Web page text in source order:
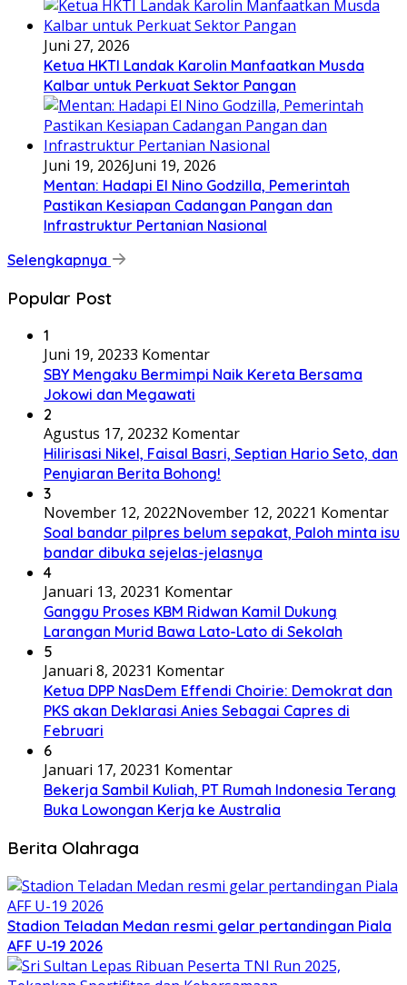
Juni 27, 2026
Ketua HKTI Landak Karolin Manfaatkan Musda
Kalbar untuk Perkuat Sektor Pangan
Juni 19, 2026Juni 19, 2026
Mentan: Hadapi El Nino Godzilla, Pemerintah
Pastikan Kesiapan Cadangan Pangan dan
Infrastruktur Pertanian Nasional
Selengkapnya
Popular Post
1
Juni 19, 20233 Komentar
SBY Mengaku Bermimpi Naik Kereta Bersama
Jokowi dan Megawati
2
Agustus 17, 20232 Komentar
Hilirisasi Nikel, Faisal Basri, Septian Hario Seto, dan
Penyiaran Berita Bohong!
3
November 12, 2022November 12, 20221 Komentar
Soal bandar pilpres belum sepakat, Paloh minta isu
bandar dibuka sejelas-jelasnya
4
Januari 13, 20231 Komentar
Ganggu Proses KBM Ridwan Kamil Dukung
Larangan Murid Bawa Lato-Lato di Sekolah
5
Januari 8, 20231 Komentar
Ketua DPP NasDem Effendi Choirie: Demokrat dan
PKS akan Deklarasi Anies Sebagai Capres di
Februari
6
Januari 17, 20231 Komentar
Bekerja Sambil Kuliah, PT Rumah Indonesia Terang
Buka Lowongan Kerja ke Australia
Berita Olahraga
Stadion Teladan Medan resmi gelar pertandingan Piala
AFF U-19 2026